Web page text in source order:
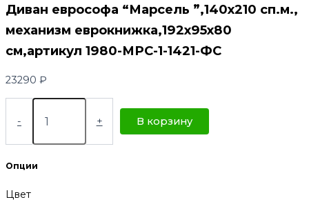
Диван еврософа “Марсель ”,140х210 сп.м.,
механизм еврокнижка,192х95х80
см,артикул 1980-МРС-1-1421-ФС
23290 ₽
- + В корзину
Опции
Цвет